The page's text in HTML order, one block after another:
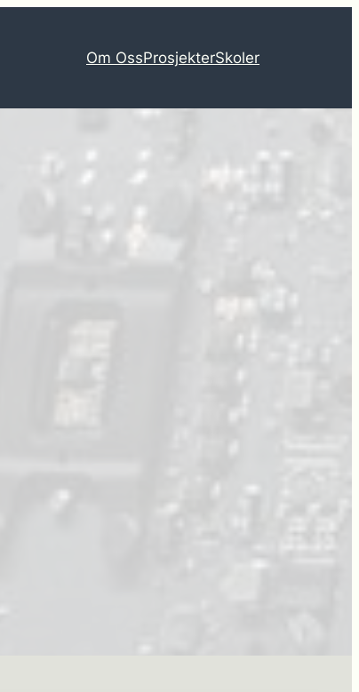
Om OssProsjekterSkoler